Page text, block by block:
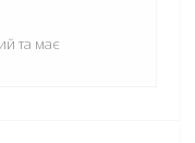
та має